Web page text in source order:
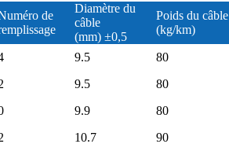
de
Diamètre du
câble
(mm) ±0,5
Poids du câble
(kg/km)
9.5 80
9.5 80
9.9 80
10.7 90